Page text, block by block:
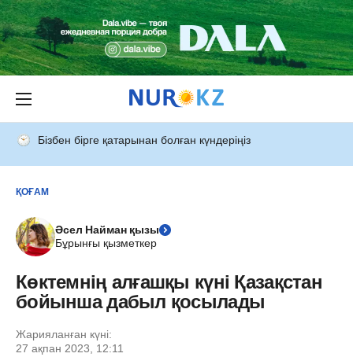
Бізбен бірге қатарынан болған күндеріңіз
ҚОҒАМ
Әсел Найман қызы
Бұрынғы қызметкер
Көктемнің алғашқы күні Қазақстан
бойынша дабыл қосылады
Жарияланған күні:
27 ақпан 2023, 12:11